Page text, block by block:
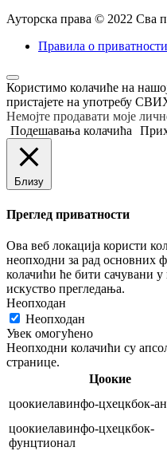
Ауторска права © 2022 Сва
Правила о приватности
Користимо колачиће на
пристајете на употребу
Немојте продавати моје
Подешавања колачића
Близу
Преглед приватности
Ова веб локација користи
неопходни за рад основних
колачићи ће бити сачувани
искуство прегледања.
Неопходан
Неопходан
Увек омогућено
Неопходни колачићи су
странице.
Цоокие
цоокиелавинфо-цхецкбок-
цоокиелавинфо-цхецкбок-
фунцтионал